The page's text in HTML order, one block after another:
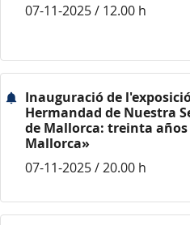
07-11-2025 / 12.00 h
Inauguració de
Hermandad de Nuestra
de Mallorca: treinta
Mallorca»
07-11-2025 / 20.00 h